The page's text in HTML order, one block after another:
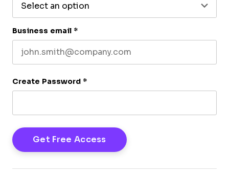
Business email *
Create Password *